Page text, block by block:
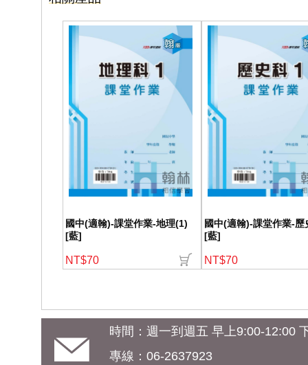
國中(適翰)-課堂作業-地理(1)
[藍]
NT$70
國中(適翰)-課堂作業-歷
[藍]
NT$70
時間：週一到週五 早上9:00-12:00
專線：06-2637923